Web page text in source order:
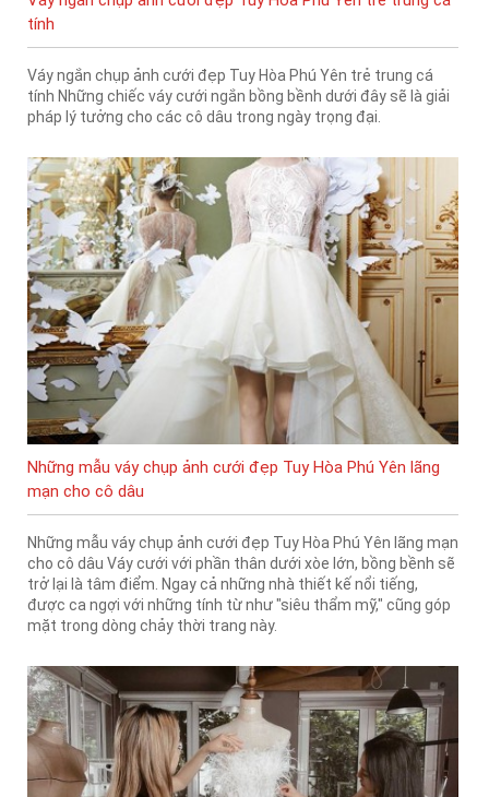
tính
Váy ngắn chụp ảnh cưới đẹp Tuy Hòa Phú Yên trẻ trung cá
tính Những chiếc váy cưới ngắn bồng bềnh dưới đây sẽ là giải
pháp lý tưởng cho các cô dâu trong ngày trọng đại.
Những mẫu váy chụp ảnh cưới đẹp Tuy Hòa Phú Yên lãng
mạn cho cô dâu
Những mẫu váy chụp ảnh cưới đẹp Tuy Hòa Phú Yên lãng mạn
cho cô dâu Váy cưới với phần thân dưới xòe lớn, bồng bềnh sẽ
trở lại là tâm điểm. Ngay cả những nhà thiết kế nổi tiếng,
được ca ngợi với những tính từ như "siêu thẩm mỹ," cũng góp
mặt trong dòng chảy thời trang này.